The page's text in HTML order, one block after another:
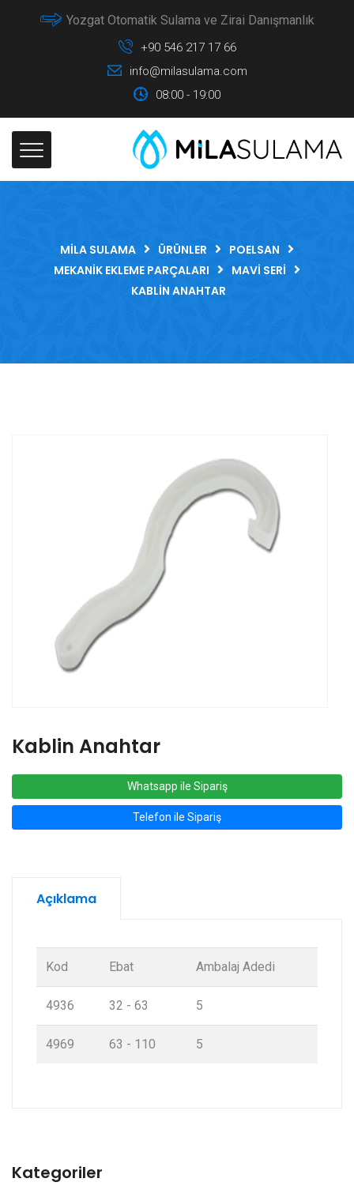
Yozgat Otomatik Sulama ve Zirai Danışmanlık
+90 546 217 17 66
info@milasulama.com
08:00 - 19:00
MILA SULAMA ÜRÜNLER
POELSAN
MEKANIK EKLEME PARÇALARI
MAVI SERI
KABLIN ANAHTAR
Kablin Anahtar
Whatsapp ile Sipariş
Telefon ile Sipariş
Açıklama
Kod Ebat Ambalaj Adedi
4936 32 - 63 5
4969 63 - 110 5
Kategoriler